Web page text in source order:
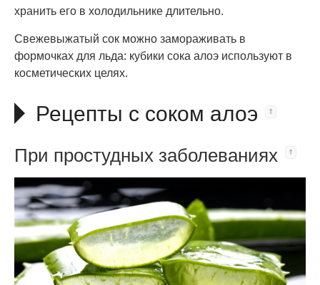
хранить его в холодильнике длительно.
Свежевыжатый сок можно замораживать в
формочках для льда: кубики сока алоэ используют в
косметических целях.
Рецепты с соком алоэ
При простудных заболеваниях